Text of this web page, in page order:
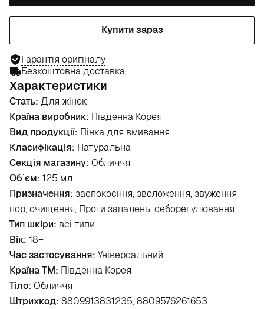
Купити зараз
Гарантія оригіналу
Безкоштовна доставка
Характеристики
Стать: Для жінок
Країна виробник: Південна Корея
Вид продукції: Пінка для вмивання
Класифікація: Натуральна
Секція магазину: Обличчя
Об`єм: 125 мл
Призначення: заспокоєння, зволоження, звуження
пор, очищення, Проти запалень, себорегулювання
Тип шкіри: всі типи
Вік: 18+
Час застосування: Універсальний
Країна ТМ: Південна Корея
Тіло: Обличчя
Штрихкод: 8809913831235, 8809576261653